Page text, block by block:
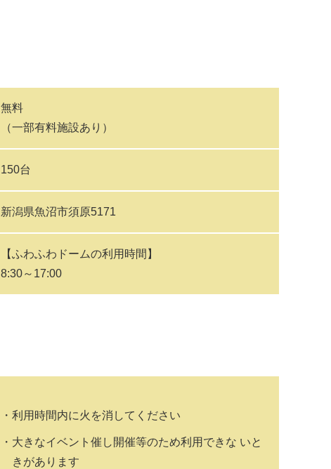
無料
（一部有料施設あり）
150台
新潟県魚沼市須原5171
【ふわふわドームの利用時間】
8:30～17:00
・利用時間内に火を消してください
・大きなイベント催し開催等のため利用できな いと
きがあります